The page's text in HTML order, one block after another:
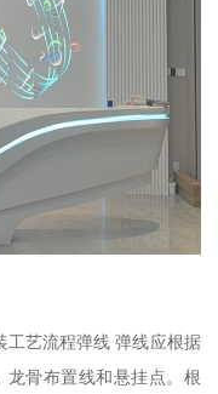
艺流程弹线 弹线应根据
龙骨布置线和悬挂点。根